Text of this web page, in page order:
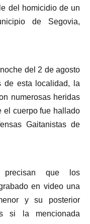
del homicidio de un
de Segovia,
del 2 de agosto
de esta localidad, la
numerosas heridas
el cuerpo fue hallado
Gaitanistas de
precisan que los
en video una
y su posterior
si la mencionada